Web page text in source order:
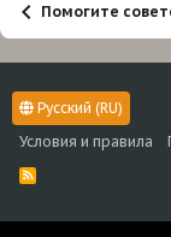
Помогите
Русский (RU)
Условия и правила
R
S